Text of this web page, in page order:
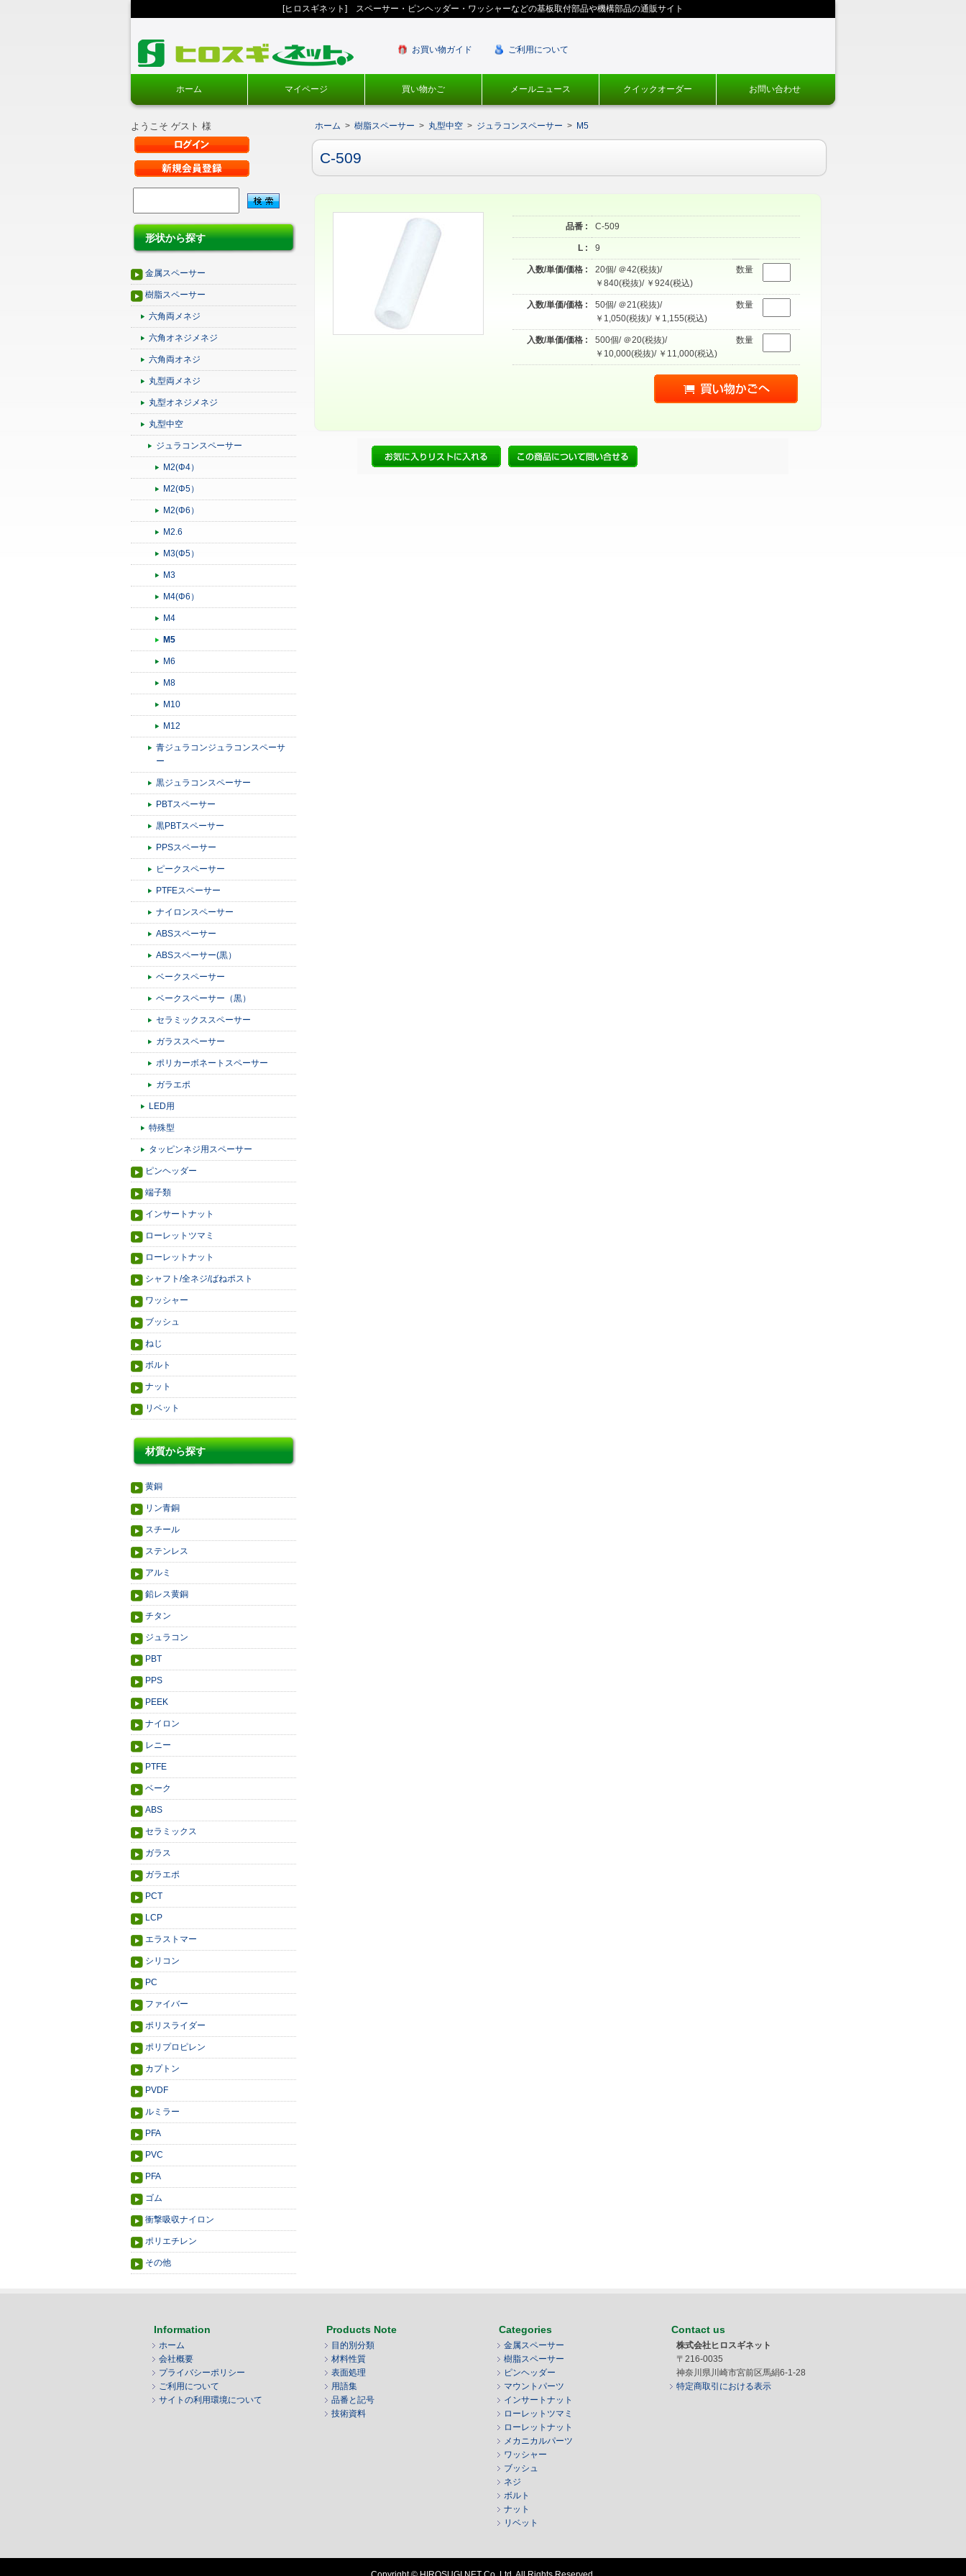
[ヒロスギネット] スペーサー・ピンヘッダー・ワッシャーなどの基板取付部品や機構部品の通販サイト
お買い物ガイド ご利用について
ホーム マイページ 買い物かご メールニュース クイックオーダー お問い合わせ
ようこそ ゲスト 様
形状から探す
金属スペーサー
樹脂スペーサー
六角両メネジ
六角オネジメネジ
六角両オネジ
丸型両メネジ
丸型オネジメネジ
丸型中空
ジュラコンスペーサー
M2(Φ4）
M2(Φ5）
M2(Φ6）
M2.6
M3(Φ5）
M3
M4(Φ6）
M4
M5
M6
M8
M10
M12
青ジュラコンジュラコンスペーサ
ー
黒ジュラコンスペーサー
PBTスペーサー
黒PBTスペーサー
PPSスペーサー
ピークスペーサー
PTFEスペーサー
ナイロンスペーサー
ABSスペーサー
ABSスペーサー(黒）
ベークスペーサー
ベークスペーサー（黒）
セラミックススペーサー
ガラススペーサー
ポリカーボネートスペーサー
ガラエポ
LED用
特殊型
タッピンネジ用スペーサー
ピンヘッダー
端子類
インサートナット
ローレットツマミ
ローレットナット
シャフト/全ネジ/ばねポスト
ワッシャー
ブッシュ
ねじ
ボルト
ナット
リベット
材質から探す
黄銅
リン青銅
スチール
ステンレス
アルミ
鉛レス黄銅
チタン
ジュラコン
PBT
PPS
PEEK
ナイロン
レニー
PTFE
ベーク
ABS
セラミックス
ガラス
ガラエポ
PCT
LCP
エラストマー
シリコン
PC
ファイバー
ポリスライダー
ポリプロピレン
カプトン
PVDF
ルミラー
PFA
PVC
PFA
ゴム
衝撃吸収ナイロン
ポリエチレン
その他
ホーム > 樹脂スペーサー > 丸型中空 > ジュラコンスペーサー > M5
C-509
品番 : C-509
L : 9
入数/単価/価格 :
20個/ ＠42(税抜)/
￥840(税抜)/ ￥924(税込)
数量
入数/単価/価格 :
50個/ ＠21(税抜)/
￥1,050(税抜)/ ￥1,155(税込)
数量
入数/単価/価格 :
500個/ ＠20(税抜)/
￥10,000(税抜)/ ￥11,000(税込)
数量
Information
ホーム
会社概要
プライバシーポリシー
ご利用について
サイトの利用環境について
Products Note
目的別分類
材料性質
表面処理
用語集
品番と記号
技術資料
Categories
金属スペーサー
樹脂スペーサー
ピンヘッダー
マウントパーツ
インサートナット
ローレットツマミ
ローレットナット
メカニカルパーツ
ワッシャー
ブッシュ
ネジ
ボルト
ナット
リベット
Contact us
株式会社ヒロスギネット
〒216-0035
神奈川県川崎市宮前区馬絹6-1-28
特定商取引における表示